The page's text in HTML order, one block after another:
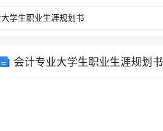
会计专业大学生职业生涯规划书